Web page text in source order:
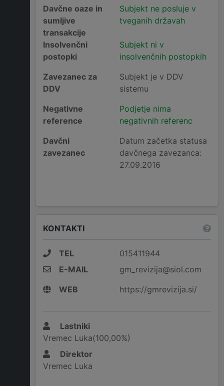
Davčne oaze in
sumljive
transakcije
Subjekt ne posluje v
tveganih državah
Insolvenčni
postopki
Subjekt ni v
insolvenčnih postopkih
Zavezanec za
DDV
Subjekt je v DDV
sistemu
Negativne
reference
Podjetje nima
negativnih referenc
Davčni
zavezanec
Datum začetka statusa
davčnega zavezanca:
27.09.2016
KONTAKTI
TEL
015411944
E-MAIL
gm_revizija@siol.com
WEB
https://gmrevizija.si/
Lastniki
Vremec Luka(100,00%)
Direktor
Vremec Luka